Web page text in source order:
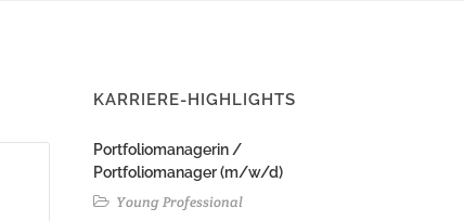
KARRIERE-HIGHLIGHTS
Portfoliomanagerin /
Portfoliomanager (m/w/d)
Young Professional